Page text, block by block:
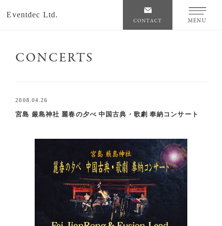
Eventdec Ltd.
CONTACT MENU
CONCERTS
2008.04.26
宮島 厳島神社 麗春の夕べ 中国古典・歌劇 奉納コンサート